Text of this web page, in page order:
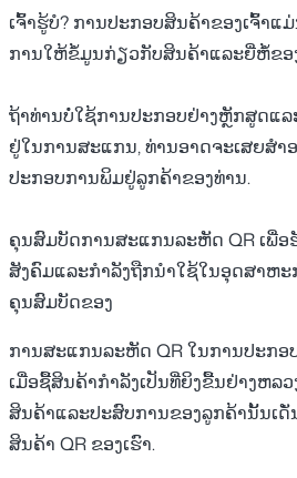
ເຈົ້າຮູ້ບໍ? ການປະກອບສິນຄ້າຂອງເຈົ້າ
ການໃຫ້ຂໍ້ມູນກ່ຽວກັບສິນຄ້າແລະຍີ່ຫໍ້ຂອ
ຖ້າທ່ານບໍ່ໃຊ້ການປະກອບຢ່າງຫຼັກສູດແ
ຢູ່ໃນການສະແກນ, ທ່ານອາດຈະເສຍສໍາ
ປະກອບການພິມຢູ່ລູກຄ້າຂອງທ່ານ.
ຄຸນສົມບັດການສະແກນລະຫັດ QR ເພື່ອ
ສັງຄົມແລະກຳລັງຖືກນຳໃຊ້ໃນອຸດສາຫະ
ຄຸນສົມບັດຂອງ
ການສະແກນລະຫັດ QR ໃນການປະກອ
ເມື່ອຊື້ສິນຄ້າກຳລັງເປັນທີ່ຍິງຂື້ນຢ່າງຫລ
ສິນຄ້າແລະປະສົບການຂອງລູກຄ້ານັ້ນເ
ສິນຄ້າ QR ຂອງເຮົາ.